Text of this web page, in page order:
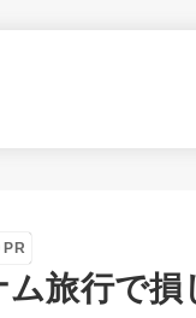
PR
ム旅行で